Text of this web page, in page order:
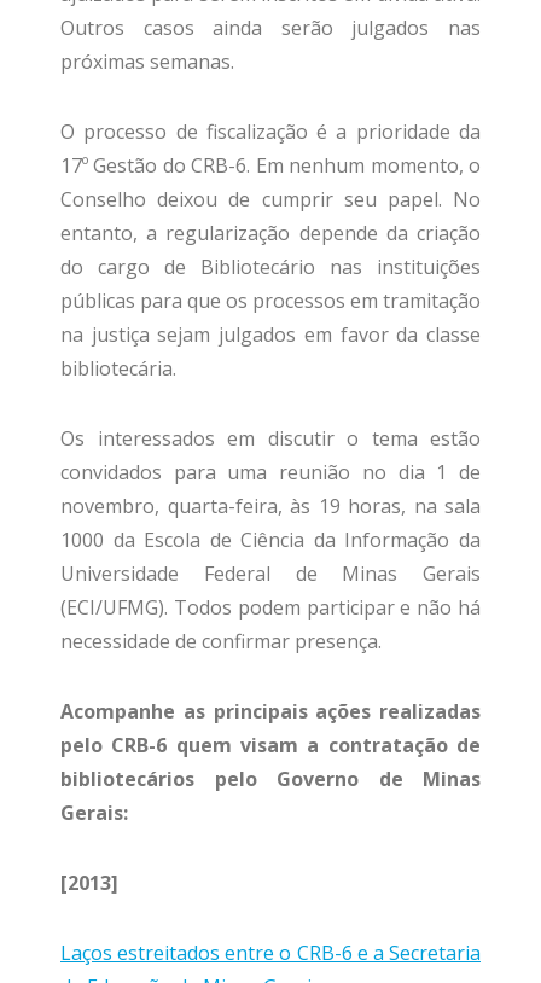
Outros casos ainda serão julgados nas
próximas semanas.
O processo de fiscalização é a prioridade da
17º Gestão do CRB-6. Em nenhum momento, o
Conselho deixou de cumprir seu papel. No
entanto, a regularização depende da criação
do cargo de Bibliotecário nas instituições
públicas para que os processos em tramitação
na justiça sejam julgados em favor da classe
bibliotecária.
Os interessados em discutir o tema estão
convidados para uma reunião no dia 1 de
novembro, quarta-feira, às 19 horas, na sala
1000 da Escola de Ciência da Informação da
Universidade Federal de Minas Gerais
(ECI/UFMG). Todos podem participar e não há
necessidade de confirmar presença.
Acompanhe as principais ações realizadas
pelo CRB-6 quem visam a contratação de
bibliotecários pelo Governo de Minas
Gerais:
[2013]
Laços estreitados entre o CRB-6 e a Secretaria